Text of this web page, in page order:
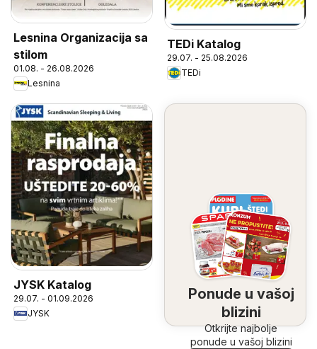
Lesnina Organizacija sa
stilom
01.08. - 26.08.2026
Lesnina
TEDi Katalog
29.07. - 25.08.2026
TEDi
JYSK Katalog
29.07. - 01.09.2026
JYSK
Ponude u vašoj
blizini
Otkrijte najbolje
ponude u vašoj blizini